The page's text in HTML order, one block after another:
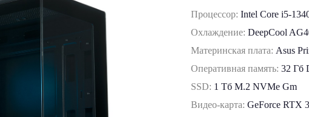
Процессор:Intel Core i5-
Охлаждение:DeepCool
Материнская плата: Asus
Оперативная память:32 Гб
SSD: 1 Tб M.2 NVMe Gm
Видео-карта:GeForce RTX